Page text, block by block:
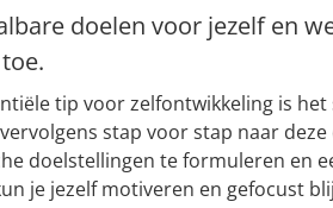
doelen voor jezelf en
tip voor zelfontwikkeling is
stap voor stap naar
doelstellingen te formuleren en
je jezelf motiveren en gefocust